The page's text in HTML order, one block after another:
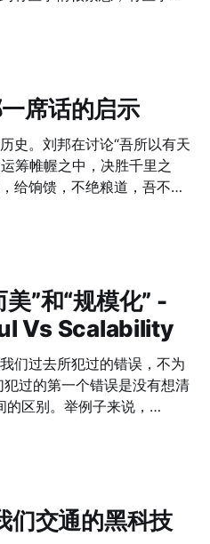
2.
5. Delegate（放
就有问题了。 * 他提
problems that they know
席话的启示
史。刘邦在讨论“吾所以有天
给饷馈，不绝粮道，吾不如
：《不懂带人，你就自己干
领导人需要的是格局观，但
伙伴强。培养出一组执行力
最强的方面，才更有合力。
都是多面手，不是更好的事
的角度考虑： 1. 如果每
家都是多面手，形成的合集
大提升，广度提升的优势会
一样，知识层面有一定交
”和“规模化” -
Vs Scalability
们过去所犯过的错误，不为
的区别。举例子来说，
领域的特点，然后是自己想
场天花板可以轻易被计算出
，别人给你估值一个亿；但
一个亿，这会意味着在考虑
们交通的黑科技